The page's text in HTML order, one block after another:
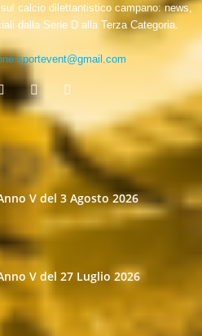
calcio dilettantistico campano: news,
dalla Serie D alla Terza Categoria.
V del 3 Agosto 2026
V del 27 Luglio 2026